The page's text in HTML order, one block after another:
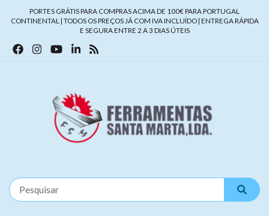
PORTES GRÁTIS PARA COMPRAS ACIMA DE 100€ PARA PORTUGAL
CONTINENTAL | TODOS OS PREÇOS JÁ COM IVA INCLUÍDO | ENTREGA RÁPIDA
E SEGURA ENTRE 2 A 3 DIAS ÚTEIS